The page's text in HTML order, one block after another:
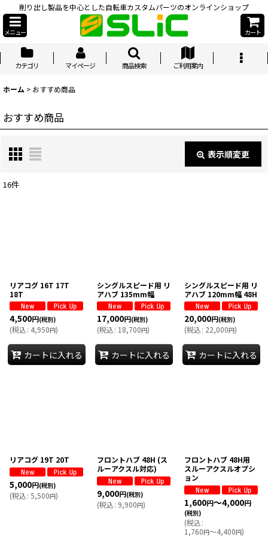
削り出し製品を中心とした自転車カスタムパーツのオンラインショップ
メニュー カート
カテゴリ マイページ 商品検索 ご利用案内
ホーム > おすすめ商品
おすすめ商品
表示順変更
16件
リアコグ 16T 17T
18T
4,500円(税別)
(税込: 4,950円)
カートに入れる
シングルスピード用 リ
アハブ 135mm幅
17,000円(税別)
(税込: 18,700円)
カートに入れる
シングルスピード用 リ
アハブ 120mm幅 48H
20,000円(税別)
(税込: 22,000円)
カートに入れる
リアコグ 19T 20T
5,000円(税別)
(税込: 5,500円)
フロントハブ 48H (ス
ルーアクスル対応)
9,000円(税別)
(税込: 9,900円)
フロントハブ 48H用
スルーアクスルオプシ
ョン
1,600円～4,000円
(税別)
(税込:
1,760円～4,400円)